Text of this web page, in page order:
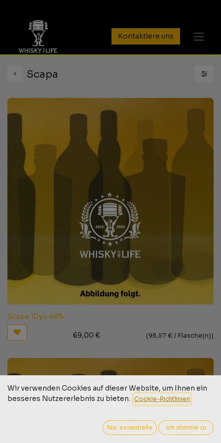
Kontaktiere uns
Scapa
Scapa 10yo 48%
69,00 € (98,57€ / Flasche(n))
Wir verwenden Cookies auf dieser Website, um Ihnen ein
besseres Nutzererlebnis zu bieten. Cookie-Richtlinien
Nur essentielle Ich stimme zu